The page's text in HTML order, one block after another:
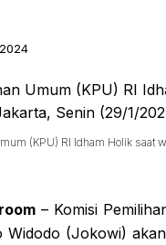
(KPU) RI Idham Holik saat
– Komisi
(Jokowi)